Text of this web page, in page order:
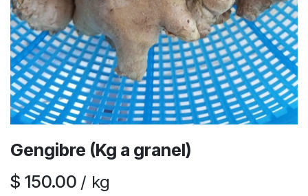
Gengibre (Kg a granel)
$ 150.00 / kg